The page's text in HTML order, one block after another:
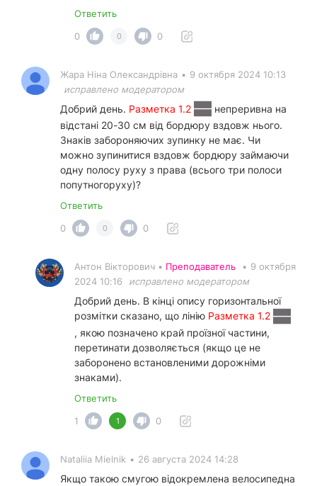
Ответить
0
0 0
Жара Ніна Олександрівна • 9 октября 2024 10:13
исправлено модератором
Добрий день. Разметка 1.2
непреривна на
відстані 20-30 см від бордюру вздовж нього.
Знаків забороняючих зупинку не має. Чи
можно зупинитися вздовж бордюру займаючи
одну полосу руху з права (всього три полоси
попутногоруху)?
Ответить
0
0 0
Антон Вікторович • Преподаватель • 9 октября
2024 10:16
исправлено модератором
Добрий день. В кінці опису горизонтальної
розмітки сказано, що лінію Разметка 1.2
, якою позначено край проїзної частини,
перетинати дозволяється (якщо це не
заборонено встановленими дорожніми
знаками).
Ответить
1
1 0
Nataliia Mielnik • 26 августа 2024 14:28
Якщо такою смугою відокремлена велосипедна